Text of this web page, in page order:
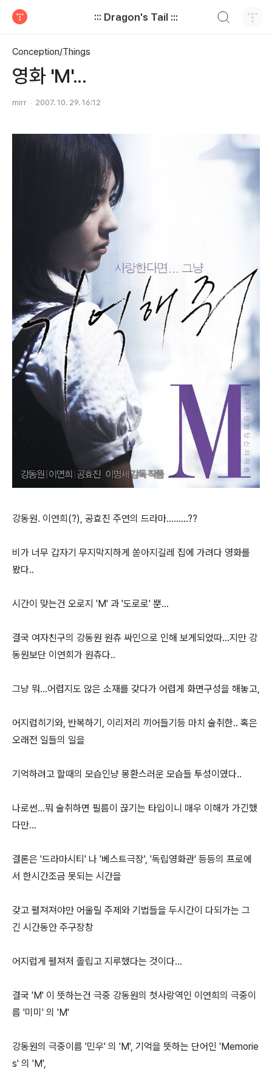
::: Dragon's Tail :::
Conception/Things
영화 'M'...
mirr 2007. 10. 29. 16:12
강동원. 이연희(?), 공효진 주연의 드라마.........??
비가 너무 갑자기 무지막지하게 쏟아지길레 집에 가려다 영화를
봤다..
시간이 맞는건 오로지 'M' 과 '도로로' 뿐...
결국 여자친구의 강동원 원츄 싸인으로 인해 보게되었따...지만 강
동원보단 이연희가 원츄다..
그냥 뭐...어렵지도 않은 소재를 갖다가 어렵게 화면구성을 해놓고,
어지럽히기와, 반복하기, 이리저리 끼어들기등 마치 술취한.. 혹은
오래전 일들의 일을
기억하려고 할때의 모습인냥 몽환스러운 모습들 투성이였다..
나로썬...뭐 술취하면 필름이 끊기는 타입이니 매우 이해가 가긴했
다만...
결론은 '드라마시티' 나 '베스트극장', '독립영화관' 등등의 프로에
서 한시간조금 못되는 시간을
갖고 펼져져야만 어울릴 주제와 기법들을 두시간이 다되가는 그
긴 시간동안 주구장창
어지럽게 펼져저 졸립고 지루했다는 것이다...
결국 'M' 이 뜻하는건 극중 강동원의 첫사랑역인 이연희의 극중이
름 '미미' 의 'M'
강동원의 극중이름 '민우' 의 'M', 기억을 뜻하는 단어인 'Memorie
s' 의 'M',